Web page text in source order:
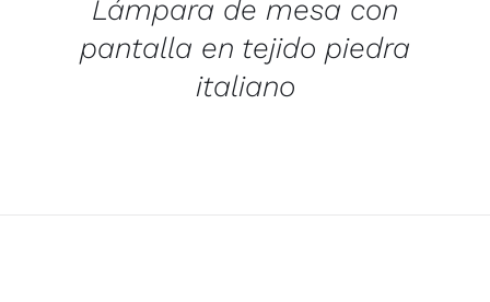
Lámpara de mesa con
pantalla en tejido piedra
italiano